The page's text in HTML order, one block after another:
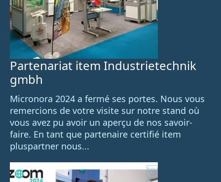
Partenariat item Industrietechnik
gmbh
Micronora 2024 a fermé ses portes. Nous vous
remercions de votre visite sur notre stand où
vous avez pu avoir un aperçu de nos savoir-
faire. En tant que partenaire certifié item
pluspartner nous...